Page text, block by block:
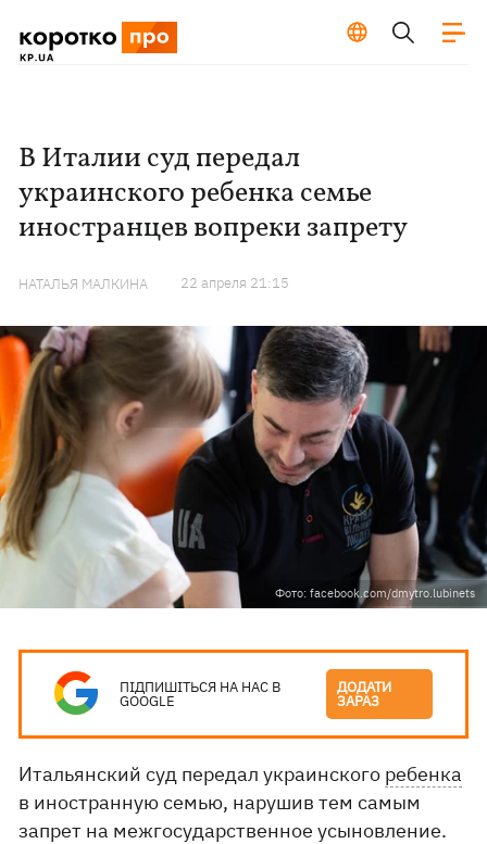
В Италии суд передал
украинского ребенка семье
иностранцев вопреки запрету
НАТАЛЬЯ МАЛКИНА 22 апреля 21:15
Фото: facebook.com/dmytro.lubinets
ПІДПИШІТЬСЯ НА НАС В
GOOGLE
ДОДАТИ
ЗАРАЗ
Итальянский суд передал украинского ребенка
в иностранную семью, нарушив тем самым
запрет на межгосударственное усыновление.